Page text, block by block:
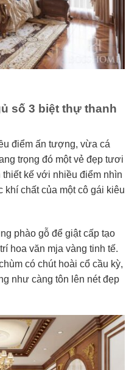
số 3 biệt thự thanh
điểm ấn tượng, vừa cá
trọng đó một vẻ đẹp tươi
kế với nhiều điểm nhìn
chất của một cô gái kiêu
phào gỗ để giật cấp tạo
hoa văn mja vàng tinh tế.
có chút hoài cổ cầu kỳ,
như càng tôn lên nét đẹp